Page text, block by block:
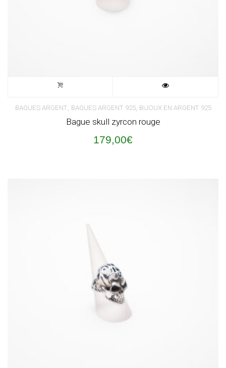
BAGUES ARGENT, BAGUES ARGENT 925, BIJOUX EN ARGENT 925
Bague skull zyrcon rouge
179,00€